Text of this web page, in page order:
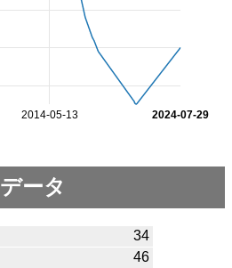
2014-05-13 2024-07-29
データ
34
46